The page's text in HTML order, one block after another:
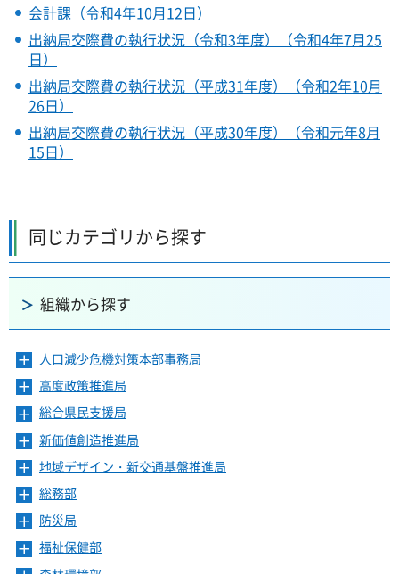
会計課（令和4年10月12日）
出納局交際費の執行状況（令和3年度）（令和4年7月25
日）
出納局交際費の執行状況（平成31年度）（令和2年10月
26日）
出納局交際費の執行状況（平成30年度）（令和元年8月
15日）
同じカテゴリから探す
組織から探す
メ
ニ
ュ
ー
を
開
き
ま
す
人口減少危機対策本部事務局
メ
ニ
ュ
ー
を
開
き
ま
す
高度政策推進局
メ
ニ
ュ
ー
を
開
き
ま
す
総合県民支援局
メ
ニ
ュ
ー
を
開
き
ま
新価値創造推進局
メ
ニ
ュ
ー
開
き
地域デザイン・新交通基盤推進局
メ
ニ
ュ
ー
を
総務部
メ
ニ
ュ
防災局
メ
ニ
福祉保健部